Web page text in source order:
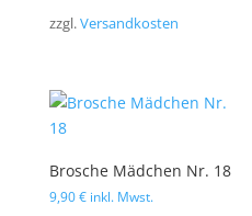
zzgl.Versandkosten
Brosche Mädchen Nr. 18
9,90€ inkl. Mwst.